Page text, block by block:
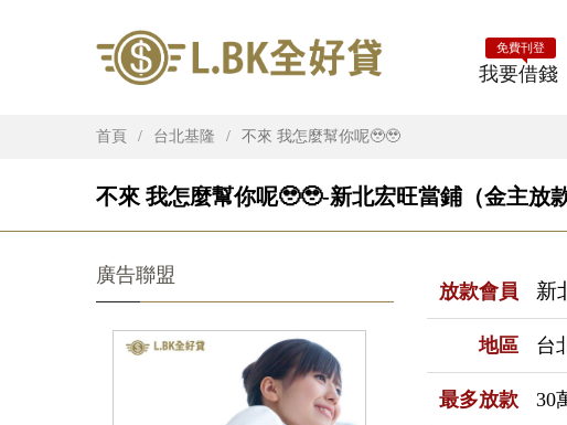
我要借錢
免費刊登
首頁 台北基隆 不來 我怎麼幫你呢🥹🥹
不來 我怎麼幫你呢🥹🥹-新北宏旺當鋪（金主放款
放款會員 新
地區 台
最多放款 30
廣告聯盟